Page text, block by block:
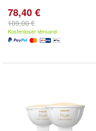
78,40 €
109,00 €
Kostenloser Versand